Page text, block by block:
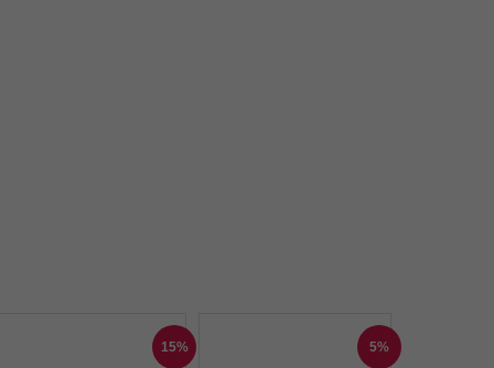
15% 5%